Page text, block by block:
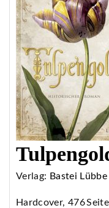
Verlag: Bastei Lübbe
Hardcover, 476